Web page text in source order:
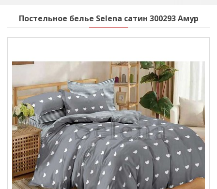
Постельное белье Selena сатин 300293 Амур